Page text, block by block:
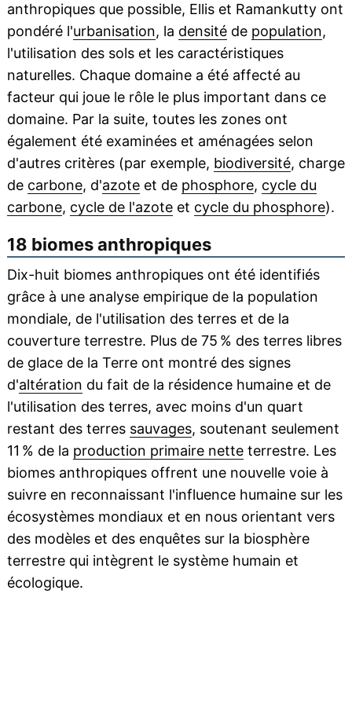
anthropiques que possible, Ellis et Ramankutty ont
pondéré l'urbanisation, la densitéde population,
l'utilisation des sols et les caractéristiques
naturelles. Chaque domaine a été affecté au
facteur qui joue le rôle le plus important dans ce
domaine. Par la suite, toutes les zones ont
également été examinées et aménagées selon
d'autres critères (par exemple, biodiversité, charge
de carbone, d'azoteet de phosphore, cycle du
carbone, cycle de l'azoteet cycle du phosphore).
18 biomes anthropiques
Dix-huit biomes anthropiques ont été identifiés
grâce à une analyse empirique de la population
mondiale, de l'utilisation des terres et de la
couverture terrestre. Plus de 75 % des terres libres
de glace de la Terre ont montré des signes
d'altération du fait de la résidence humaine et de
l'utilisation des terres, avec moins d'un quart
restant des terres sauvages, soutenant seulement
11 % de la production primaire netteterrestre. Les
biomes anthropiques offrent une nouvelle voie à
suivre en reconnaissant l'influence humaine sur les
écosystèmes mondiaux et en nous orientant vers
des modèles et des enquêtes sur la biosphère
terrestre qui intègrent le système humain et
écologique.